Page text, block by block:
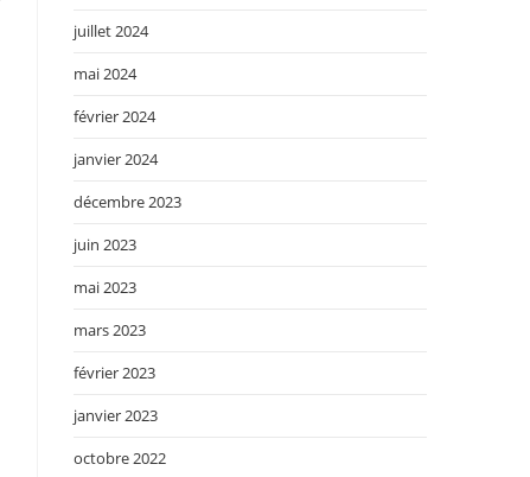
juillet 2024
mai 2024
février 2024
janvier 2024
décembre 2023
juin 2023
mai 2023
mars 2023
février 2023
janvier 2023
octobre 2022